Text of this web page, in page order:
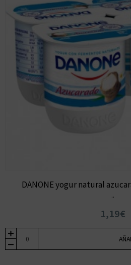
DANONE yogur natural
..
1,19€